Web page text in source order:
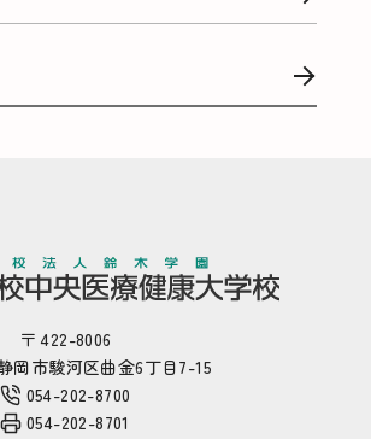
〒 422-8006
岡市駿河区曲金6丁目7-15
054-202-8700
054-202-8701